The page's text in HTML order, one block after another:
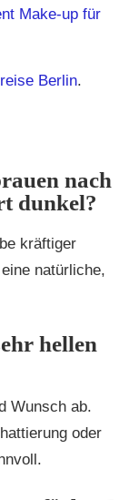
Make-up für
Berlin.
nach
dunkel?
kräftiger
natürliche,
hellen
Wunsch ab.
oder